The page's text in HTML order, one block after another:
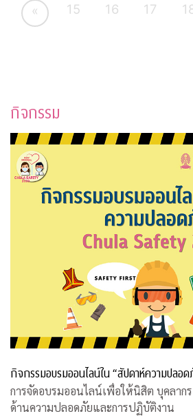
« 15 16 17
กิจกรรม
กิจกรรมอบรมออนไลน์ใน “สัปดาห์ความปลอ
การจัดอบรมออนไลน์เพื่อให้นิสิต บุคลากร
ด้านความปลอดภัยและการปฏิบัติงาน